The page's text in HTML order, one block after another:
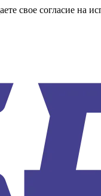
свое согласие на